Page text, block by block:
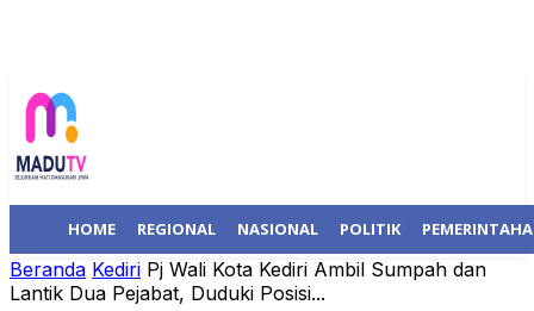
HOME REGIONAL NASIONAL POLITIK
Beranda Kediri Pj Wali Kota Kediri Ambil Sumpah dan
Lantik Dua Pejabat, Duduki Posisi...